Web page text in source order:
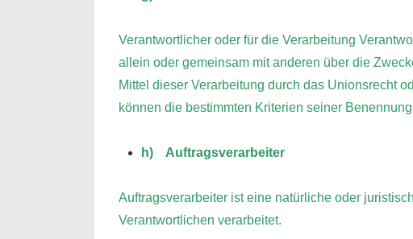
Verantwortlicher oder für die Verarbeitung
allein oder gemeinsam mit anderen über die
Mittel dieser Verarbeitung durch das Unionsrecht
können die bestimmten Kriterien seiner
h) Auftragsverarbeiter
Auftragsverarbeiter ist eine natürliche oder
Verantwortlichen verarbeitet.